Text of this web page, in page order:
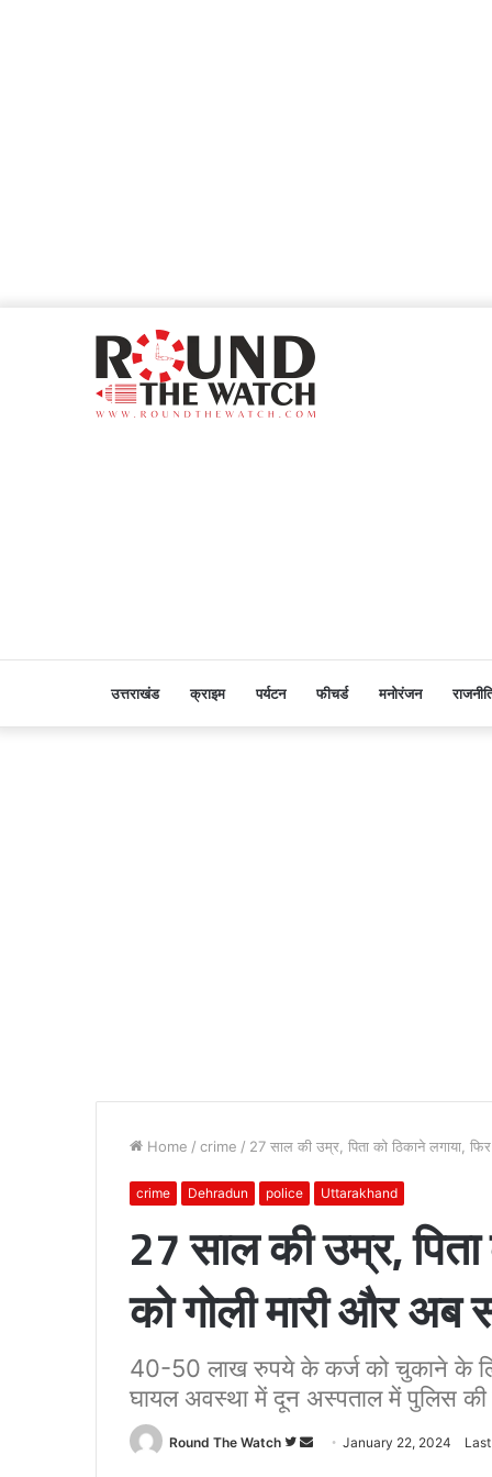
उत्तराखंड क्राइम पर्यटन फीचर्ड मनोरंजन
Home / crime / 27 साल की उम्र, पिता को ठिकाने लगाया,
crime Dehradun police Uttarakhand
27 साल की उम्र,
को गोली मारी और
40-50 लाख रुपये के कर्ज को चुकाने के
घायल अवस्था में दून अस्पताल में पुलिस की
Round The Watch
Follow
SendJanuary 22, 2024